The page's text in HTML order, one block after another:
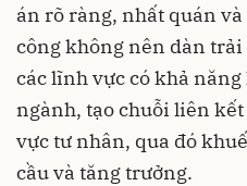
án rõ ràng, nhất quán
công không nên dàn
các lĩnh vực có khả
ngành, tạo chuỗi liên
vực tư nhân, qua đó
cầu và tăng trưởng.